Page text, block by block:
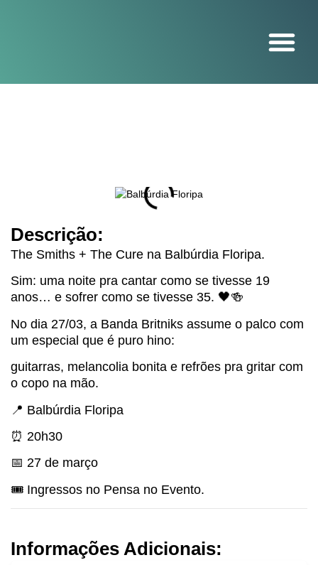
Descrição:
The Smiths + The Cure na Balbúrdia Floripa.
Sim: uma noite pra cantar como se tivesse 19
anos… e sofrer como se tivesse 35. 🖤🍻
No dia 27/03, a Banda Britniks assume o palco com
um especial que é puro hino:
guitarras, melancolia bonita e refrões pra gritar com
o copo na mão.
📍 Balbúrdia Floripa
⏰ 20h30
📅 27 de março
🎟️ Ingressos no Pensa no Evento.
Informações Adicionais: